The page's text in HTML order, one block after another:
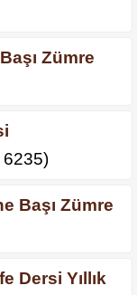
Zümre
6235)
Başı Zümre
Dersi Yıllık